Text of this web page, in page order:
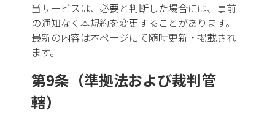
当サービスは、必要と判断した場合には、事前
の通知なく本規約を変更することがあります。
最新の内容は本ページにて随時更新・掲載され
ます。
第9条（準拠法および裁判管
轄）
キーワード
FDA認証